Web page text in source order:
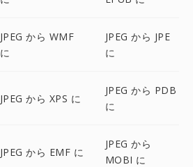
JPEG から WMF
に
JPEG から JPE
に
JPEG から XPS に
JPEG から PDB
に
JPEG から EMF に
JPEG から
MOBI に